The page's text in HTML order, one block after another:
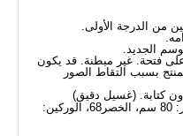
من الدرجة الأولى.
الجديد.
على فتحة. غير مبطنة. قد يكون
بسبب التقاط الصور
الطول: 165 سم، الصدر: 80 سم، الخصر68، الوركين: